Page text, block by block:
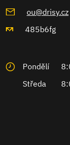
ou@drisy.cz
485b6fg
Pondělí
Středa